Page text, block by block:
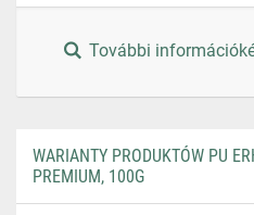
További
WARIANTY PRODUKTÓW PU
PREMIUM, 100G